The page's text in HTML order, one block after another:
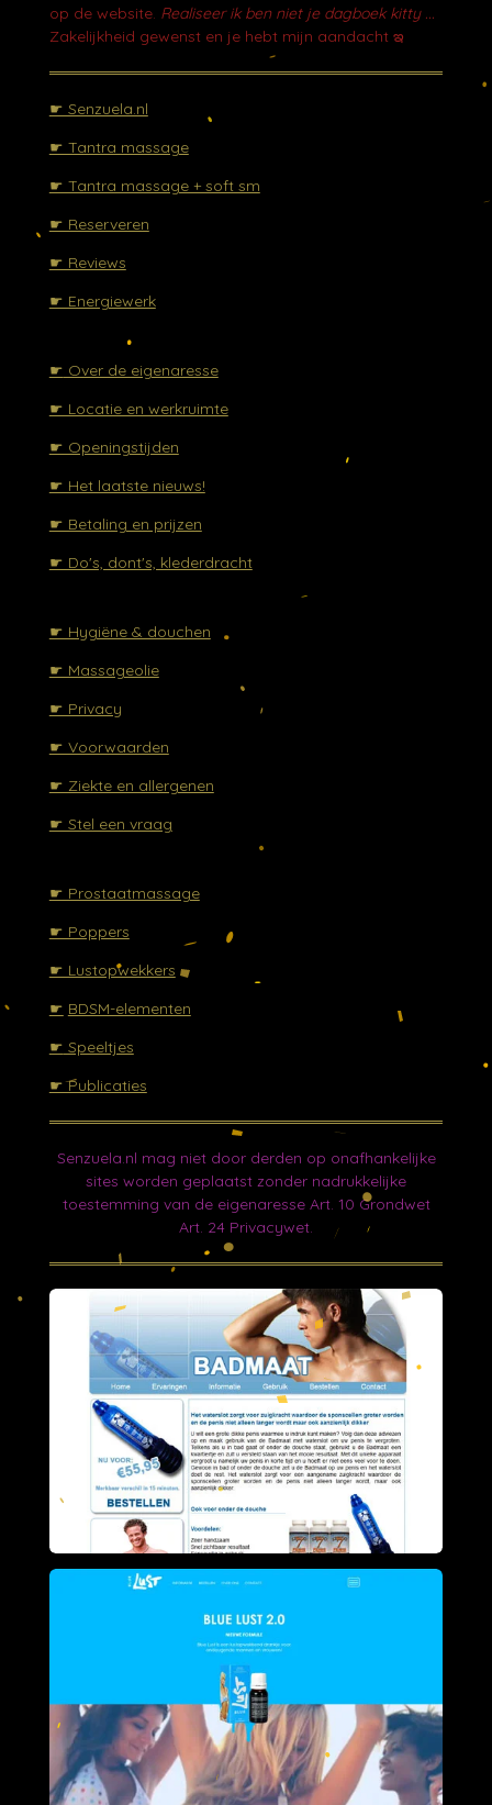
op de website. Realiseer ik ben niet je dagboek kitty ...
Zakelijkheid gewenst en je hebt mijn aandacht ఇ
☛ Senzuela.nl
☛ Tantra massage
☛ Tantra massage + soft sm
☛ Reserveren
☛ Reviews
☛ Energiewerk
☛ Over de eigenaresse
☛ Locatie en werkruimte
☛ Openingstijden
☛ Het laatste nieuws!
☛ Betaling en prijzen
☛ Do's, dont's, klederdracht
☛ Hygiëne & douchen
☛ Massageolie
☛ Privacy
☛ Voorwaarden
☛ Ziekte en allergenen
☛ Stel een vraag
☛ Prostaatmassage
☛ Poppers
☛ Lustopwekkers
☛ BDSM-elementen
☛ Speeltjes
☛ Publicaties
Senzuela.nl mag niet door derden op onafhankelijke
sites worden geplaatst zonder nadrukkelijke
toestemming van de eigenaresse Art. 10 Grondwet
Art. 24 Privacywet.